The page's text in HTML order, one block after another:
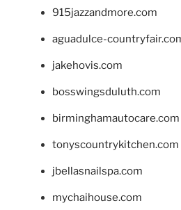
915jazzandmore.com
aguadulce-
jakehovis.com
bosswingsduluth.com
birminghamautocare.com
tonyscountrykitchen.com
jbellasnailspa.com
mychaihouse.com